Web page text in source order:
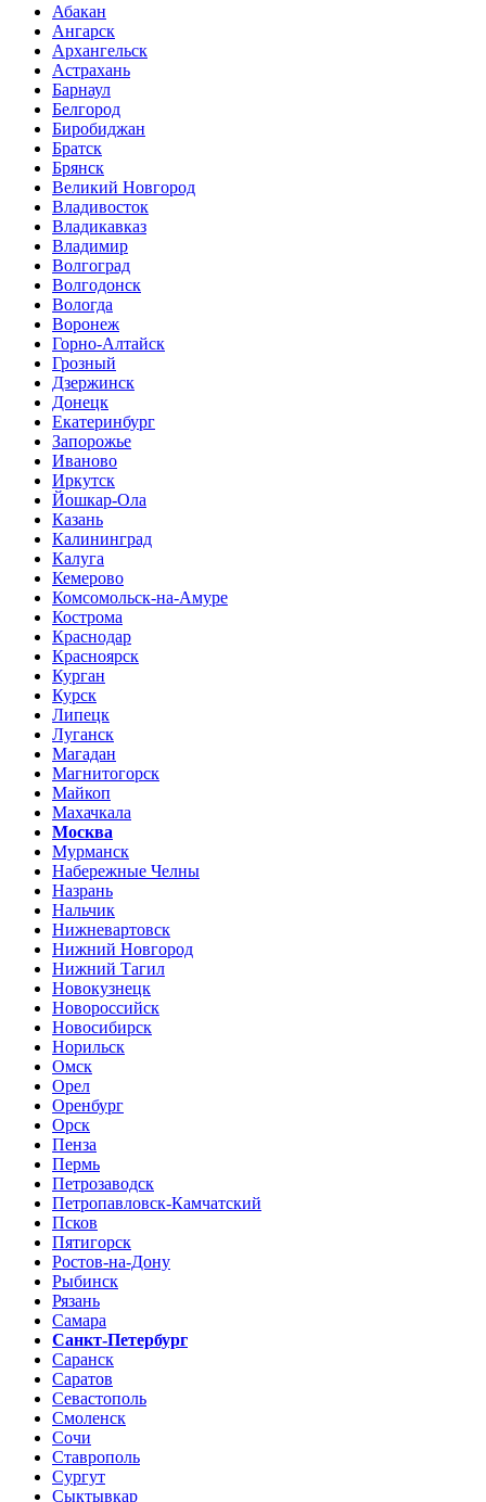
Абакан
Ангарск
Архангельск
Астрахань
Барнаул
Белгород
Биробиджан
Братск
Брянск
Великий Новгород
Владивосток
Владикавказ
Владимир
Волгоград
Волгодонск
Вологда
Воронеж
Горно-Алтайск
Грозный
Дзержинск
Донецк
Екатеринбург
Запорожье
Иваново
Иркутск
Йошкар-Ола
Казань
Калининград
Калуга
Кемерово
Комсомольск-на-Амуре
Кострома
Краснодар
Красноярск
Курган
Курск
Липецк
Луганск
Магадан
Магнитогорск
Майкоп
Махачкала
Москва
Мурманск
Набережные Челны
Назрань
Нальчик
Нижневартовск
Нижний Новгород
Нижний Тагил
Новокузнецк
Новороссийск
Новосибирск
Норильск
Омск
Орел
Оренбург
Орск
Пенза
Пермь
Петрозаводск
Петропавловск-Камчатский
Псков
Пятигорск
Ростов-на-Дону
Рыбинск
Рязань
Самара
Санкт-Петербург
Саранск
Саратов
Севастополь
Смоленск
Сочи
Ставрополь
Сургут
Сыктывкар